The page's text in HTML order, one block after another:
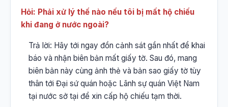
Hỏi: Phải xử lý thế nào nếu tôi bị mất hộ chiếu
khi đang ở nước ngoài?
Trả lời: Hãy tới ngay đồn cảnh sát gần nhất để khai
báo và nhận biên bản mất giấy tờ. Sau đó, mang
biên bản này cùng ảnh thẻ và bản sao giấy tờ tùy
thân tới Đại sứ quán hoặc Lãnh sự quán Việt Nam
tại nước sở tại để xin cấp hộ chiếu tạm thời.